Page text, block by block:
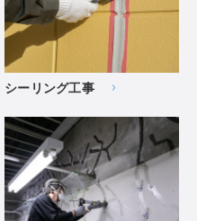
シーリング工事